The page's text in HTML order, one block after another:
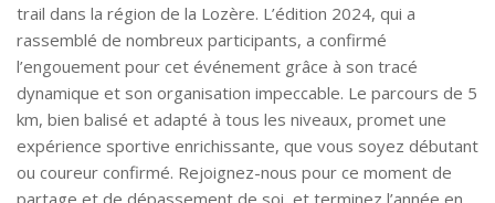
trail dans la région de la Lozère. L’édition 2024, qui a
rassemblé de nombreux participants, a confirmé
l’engouement pour cet événement grâce à son tracé
dynamique et son organisation impeccable. Le parcours de 5
km, bien balisé et adapté à tous les niveaux, promet une
expérience sportive enrichissante, que vous soyez débutant
ou coureur confirmé. Rejoignez-nous pour ce moment de
partage et de dépassement de soi, et terminez l’année en